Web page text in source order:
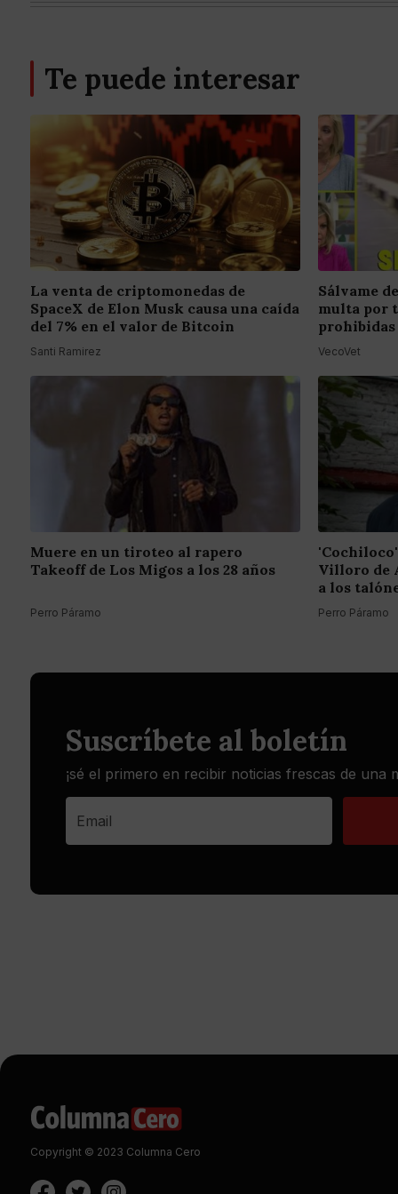
Te puede interesar
La venta de criptomonedas de
SpaceX de Elon Musk causa una caída
del 7% en el valor de Bitcoin
Santi Ramirez
Sálvame
multa por
prohibidas
VecoVet
Muere en un tiroteo al rapero
Takeoff de Los Migos a los 28 años
Perro Páramo
Villoro de
a los
Perro Páramo
Suscríbete al boletín
¡sé el primero en recibir noticias frescas de una
Copyright © 2023 Columna Cero